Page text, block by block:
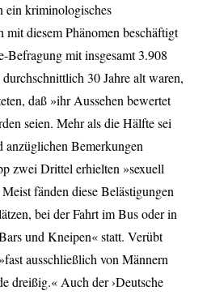
ein kriminologisches
mit diesem Phänomen beschäftigt
Befragung mit insgesamt 3.908
30 Jahre alt waren,
daß »ihr Aussehen bewertet
seien. Mehr als die Hälfte sei
anzüglichen Bemerkungen
zwei Drittel erhielten »sexuell
fänden diese Belästigungen
bei der Fahrt im Bus oder in
und Kneipen« statt. Verübt
ausschließlich von Männern
dreißig.« Auch der ›Deutsche